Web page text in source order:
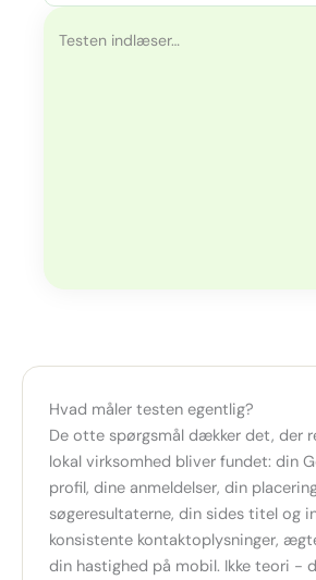
Testen indlæser…
Hvad måler testen egentlig?
De otte spørgsmål dækker det, der
lokal virksomhed bliver fundet: din
profil, dine anmeldelser, din
søgeresultaterne, din sides titel og
konsistente kontaktoplysninger,
din hastighed på mobil. Ikke teori -